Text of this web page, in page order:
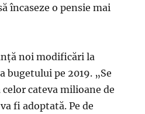
încaseze o pensie mai
noi modificări la
bugetului pe 2019. „Se
cateva milioane de
fi adoptată. Pe de